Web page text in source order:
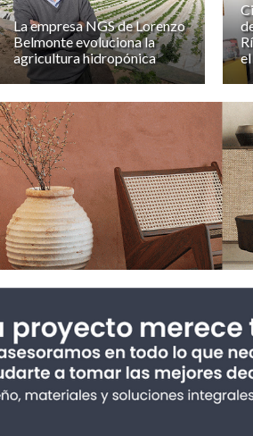
La empresa NGS de Lorenzo
Belmonte evoluciona la
agricultura hidropónica